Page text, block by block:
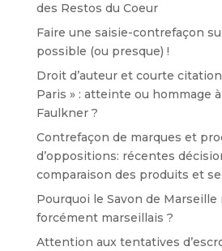
des Restos du Coeur
Faire une saisie-contrefaçon
possible (ou presque) !
Droit d’auteur et courte
Paris » : atteinte ou hommage à
Faulkner ?
Contrefaçon de marques et
d’oppositions: récentes
comparaison des produits et
Pourquoi le Savon de Marseille
forcément marseillais ?
Attention aux tentatives